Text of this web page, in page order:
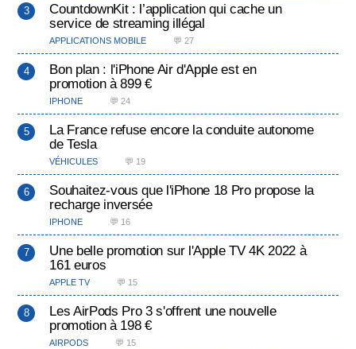
CountdownKit : l’application qui cache un
service de streaming illégal
APPLICATIONS MOBILE 💬 27
Bon plan : l'iPhone Air d'Apple est en
promotion à 899 €
IPHONE 💬 24
La France refuse encore la conduite autonome
de Tesla
VÉHICULES 💬 19
Souhaitez-vous que l'iPhone 18 Pro propose la
recharge inversée
IPHONE 💬 16
Une belle promotion sur l'Apple TV 4K 2022 à
161 euros
APPLE TV 💬 15
Les AirPods Pro 3 s'offrent une nouvelle
promotion à 198 €
AIRPODS 💬 15